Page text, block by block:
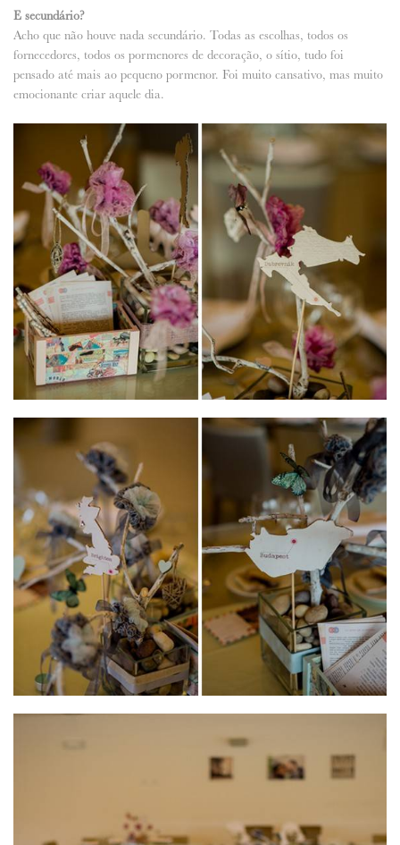
E secundário?
Acho que não houve nada secundário. Todas as escolhas, todos os
fornecedores, todos os pormenores de decoração, o sítio, tudo foi
pensado até mais ao pequeno pormenor. Foi muito cansativo, mas muito
emocionante criar aquele dia.